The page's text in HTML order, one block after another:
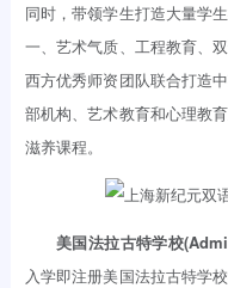
同时，带领学生打造大量学
一、艺术气质、工程教育、
西方优秀师资团队联合打造
部机构、艺术教育和心理教
滋养课程。
美国法拉古特学校
入学即注册美国法拉古特学